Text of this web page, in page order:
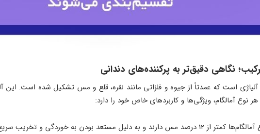
نگاهی دقیق‌تر به پرکننده‌های دندانی
آلیاژی است که عمدتاً از جیوه و فلزاتی مانند نقره، قلع و مس تشکیل شده است. این
نوع آمالگام، ویژگی‌ها و کاربردهای خاص خود را دارد:
و به دلیل مستعد بودن به خوردگی و تخریب سریع، امروزه کمتر مورد استفاده قرار می‌گیرند.